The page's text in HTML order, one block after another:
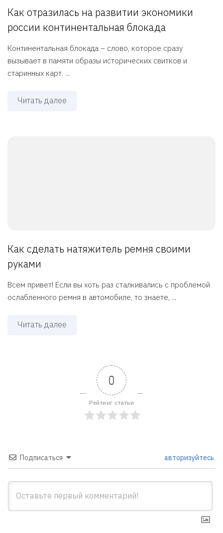
Как отразилась на развитии экономики
россии континентальная блокада
Континентальная блокада – слово, которое сразу
вызывает в памяти образы исторических свитков и
старинных карт. ...
Читать далее
Как сделать натяжитель ремня своими
руками
Всем привет! Если вы хоть раз сталкивались с проблемой
ослабленного ремня в автомобиле, то знаете, ...
Читать далее
0
Рейтинг статьи
Подписаться авторизуйтесь